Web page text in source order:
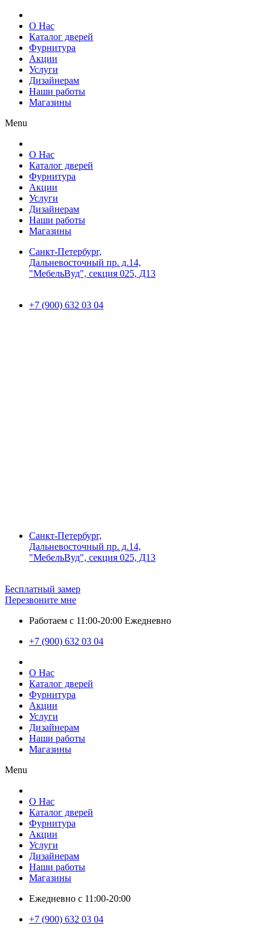
О Нас
Каталог дверей
Фурнитура
Акции
Услуги
Дизайнерам
Наши работы
Магазины
Menu
О Нас
Каталог дверей
Фурнитура
Акции
Услуги
Дизайнерам
Наши работы
Магазины
Санкт-Петербург,
Дальневосточный пр. д.14,
"МебельВуд", секция 025, Д13
+7 (900) 632 03 04
Санкт-Петербург,
Дальневосточный пр. д.14,
"МебельВуд", секция 025, Д13
Бесплатный замер
Перезвоните мне
Работаем с 11:00-20:00 Ежедневно
+7 (900) 632 03 04
О Нас
Каталог дверей
Фурнитура
Акции
Услуги
Дизайнерам
Наши работы
Магазины
Menu
О Нас
Каталог дверей
Фурнитура
Акции
Услуги
Дизайнерам
Наши работы
Магазины
Ежедневно с 11:00-20:00
+7 (900) 632 03 04